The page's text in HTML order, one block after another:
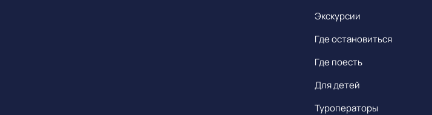
Экскурсии
Где остановиться
Где поесть
Для детей
Туроператоры